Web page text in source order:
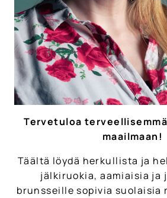
Tervetuloa
maailmaan!
Täältä löydä herkullista ja
jälkiruokia, aamiaisia ja
brunsseille sopivia suolaisia